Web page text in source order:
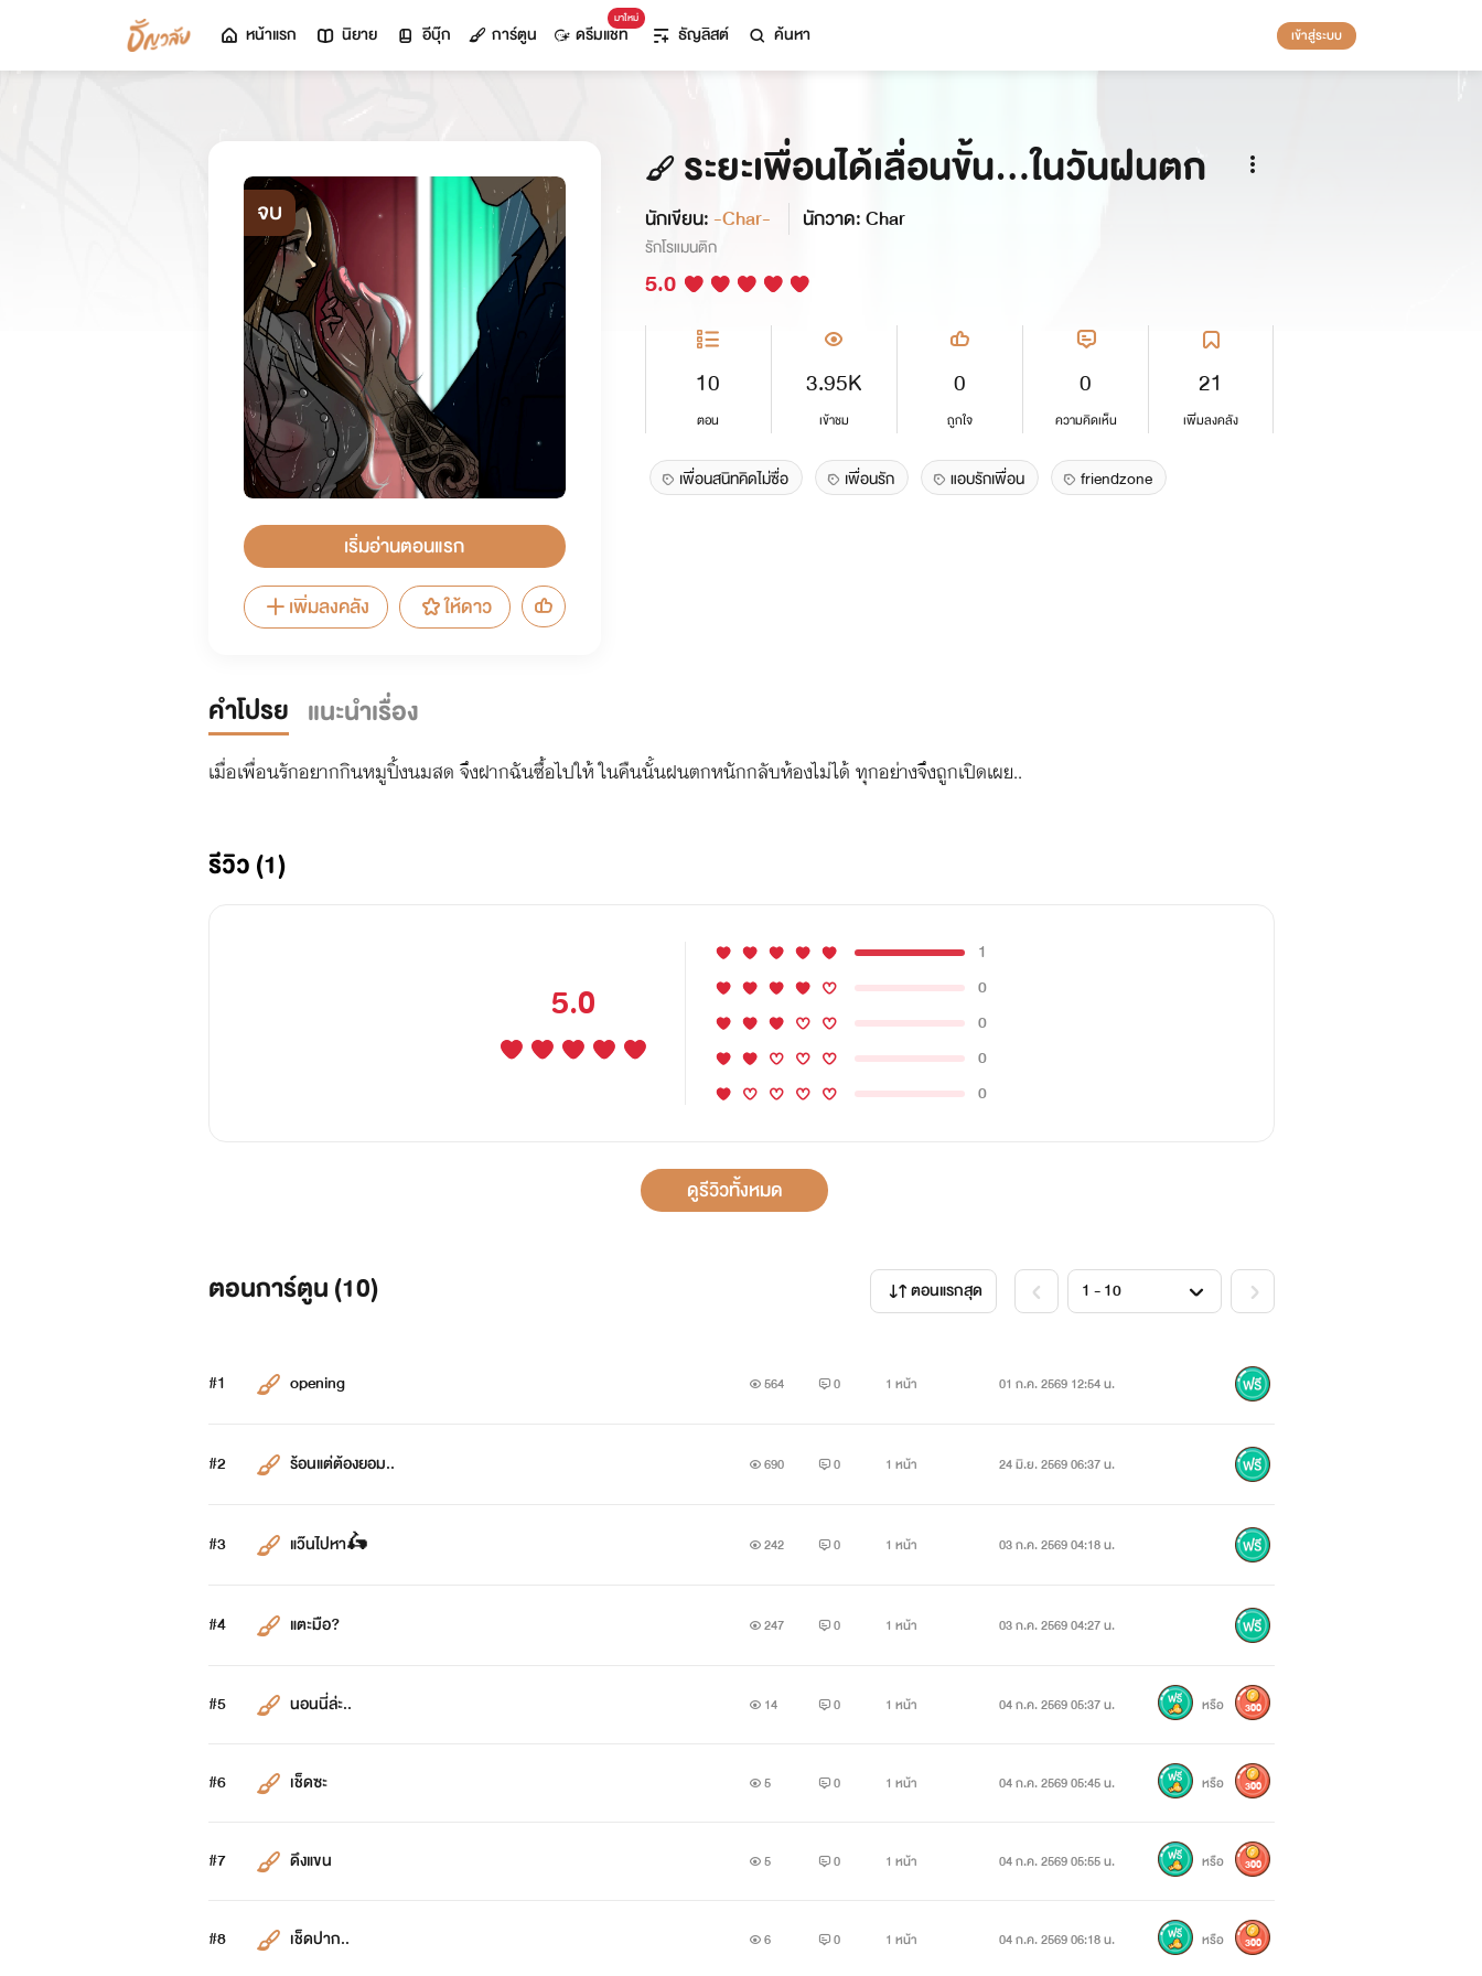
หน้าแรก นิยาย อีบุ๊ก การ์ตูน
มาใหม่
ดรีมแชท ธัญลิสต์ ค้นหา เข้าสู่ระบบ
จบ
เริ่มอ่านตอนแรก
เพิ่มลงคลัง
ให้ดาว
ระยะเพื่อนได้เลื่อนขั้น...ในวันฝนตก
นักเขียน: -Char- นักวาด: Char
รักโรแมนติก
5.0
10
ตอน
3.95K
เข้าชม
0
ถูกใจ
0
ความคิดเห็น
21
เพิ่มลงคลัง
เพื่อนสนิทคิดไม่ซื่อ เพื่อนรัก แอบรักเพื่อน friendzone
คำโปรย แนะนำเรื่อง
เมื่อเพื่อนรักอยากกินหมูปิ้งนมสด จึงฝากฉันซื้อไปให้ ในคืนนั้นฝนตกหนักกลับห้องไม่ได้ ทุกอย่างจึงถูกเปิดเผย..
รีวิว (1)
5.0
1
0
0
0
0
ดูรีวิวทั้งหมด
ตอนการ์ตูน (10) ตอนแรกสุด
#1 opening 564 0 1 หน้า 01 ก.ค. 2569 12:54 น.
#2 ร้อนแต่ต้องยอม.. 690 0 1 หน้า 24 มิ.ย. 2569 06:37 น.
#3 แว๊นไปหา🛵 242 0 1 หน้า 03 ก.ค. 2569 04:18 น.
#4 แตะมือ? 247 0 1 หน้า 03 ก.ค. 2569 04:27 น.
#5 นอนนี่ล่ะ.. 14 0 1 หน้า 04 ก.ค. 2569 05:37 น. หรือ 300
#6 เช็ดซะ 5 0 1 หน้า 04 ก.ค. 2569 05:45 น. หรือ 300
#7 ดึงแขน 5 0 1 หน้า 04 ก.ค. 2569 05:55 น. หรือ 300
#8 เช็ดปาก.. 6 0 1 หน้า 04 ก.ค. 2569 06:18 น. หรือ 300